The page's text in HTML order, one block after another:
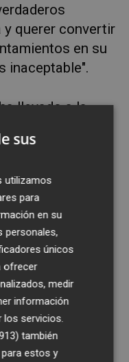
y querer convertir
en su
inaceptable".
llevado a la
todos los
de un pleno
que no le
la
señala Patricia
el
socialista
sus
utilizamos
para
en su
personales,
únicos
ofrecer
medir
información
los servicios.
también
estos y